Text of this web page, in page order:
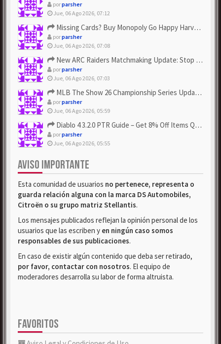
porparsher
Jue, 06 Ago 2026, 07:12
Missing Cards? Buy Monopoly Go Happy Harvest with Looney Tun...
porparsher
Jue, 06 Ago 2026, 07:08
New ARC Raiders Matchmaking Update: Stop Failed - Grab Bluep...
porparsher
Jue, 06 Ago 2026, 07:03
MLB The Show 26 Championship Series Update! Get Cheap & ...
porparsher
Jue, 06 Ago 2026, 05:59
Diablo 4 3.2.0 PTR Guide – Get 8% Off Items Quickly to Test ...
porparsher
Jue, 06 Ago 2026, 05:55
AVISO IMPORTANTE
Esta comunidad de usuarios no pertenece, representa o
guarda relación alguna con la marca DS Automobiles,
Citroën o su grupo matriz Stellantis.
Los mensajes publicados reflejan la opinión personal de los
usuarios que las escriben y en ningún caso somos
responsables de sus publicaciones.
En caso de existir algún contenido que deba ser retirado,
por favor, contactar con nosotros. El equipo de
moderadores desarrolla su labor de forma altruista.
FAVORITOS